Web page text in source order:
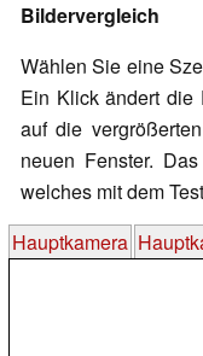
Bildervergleich
Wählen Sie eine
Ein Klick ändert die
auf die
neuen Fenster.
welches mit dem
Hauptkamera